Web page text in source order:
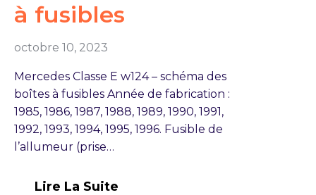
à fusibles
octobre 10, 2023
Mercedes Classe E w124 – schéma des
boîtes à fusibles Année de fabrication :
1985, 1986, 1987, 1988, 1989, 1990, 1991,
1992, 1993, 1994, 1995, 1996. Fusible de
l’allumeur (prise…
Lire La Suite